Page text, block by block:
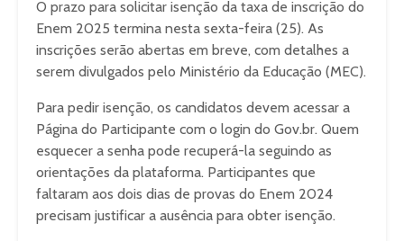
O prazo para solicitar isenção da taxa de inscrição do
Enem 2025 termina nesta sexta-feira (25). As
inscrições serão abertas em breve, com detalhes a
serem divulgados pelo Ministério da Educação (MEC).
Para pedir isenção, os candidatos devem acessar a
Página do Participante com o login do Gov.br. Quem
esquecer a senha pode recuperá-la seguindo as
orientações da plataforma. Participantes que
faltaram aos dois dias de provas do Enem 2024
precisam justificar a ausência para obter isenção.